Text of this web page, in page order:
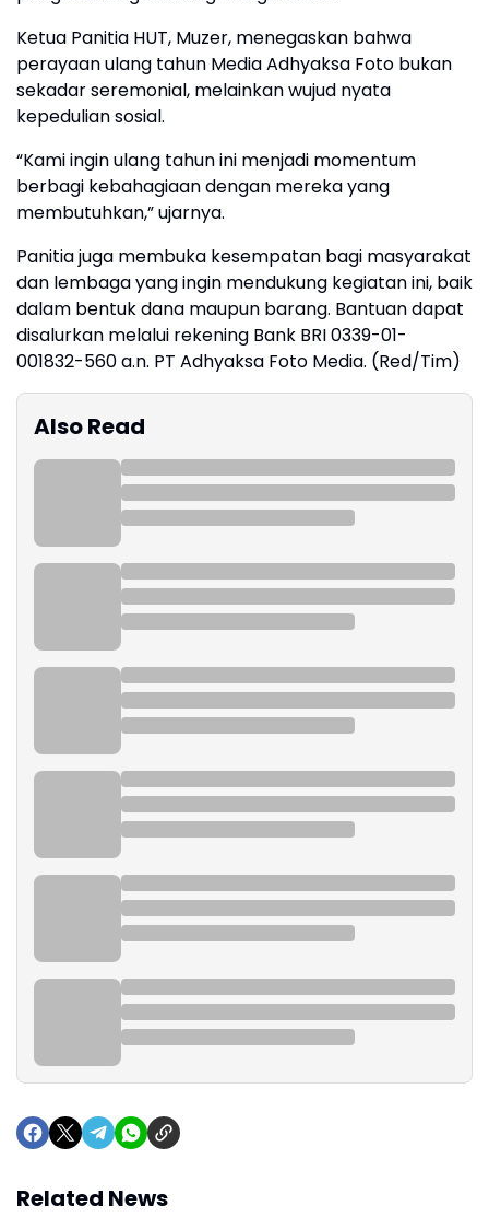
Ketua Panitia HUT, Muzer, menegaskan bahwa
perayaan ulang tahun Media Adhyaksa Foto bukan
sekadar seremonial, melainkan wujud nyata
kepedulian sosial.
“Kami ingin ulang tahun ini menjadi momentum
berbagi kebahagiaan dengan mereka yang
membutuhkan,” ujarnya.
Panitia juga membuka kesempatan bagi masyarakat
dan lembaga yang ingin mendukung kegiatan ini, baik
dalam bentuk dana maupun barang. Bantuan dapat
disalurkan melalui rekening Bank BRI 0339-01-
001832-560 a.n. PT Adhyaksa Foto Media. (Red/Tim)
Also Read
Related News